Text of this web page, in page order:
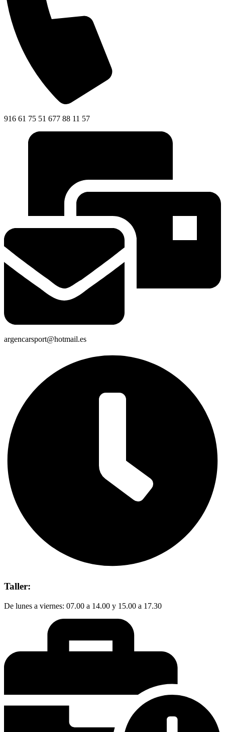
916 61 75 51 677 88 11 57
argencarsport@hotmail.es
Taller:
De lunes a viernes: 07.00 a 14.00 y 15.00 a 17.30